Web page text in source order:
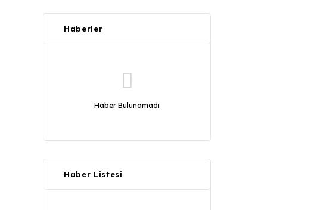
Haberler
Haber Bulunamadı
Haber Listesi